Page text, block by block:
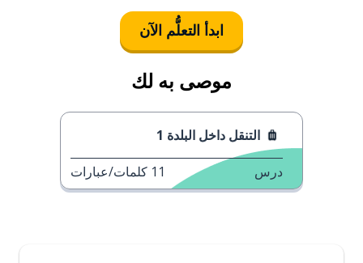
ابدأ التعلُّم الآن
موصى به لك
التنقل داخل البلدة 1
درس 11 كلمات/عبارات